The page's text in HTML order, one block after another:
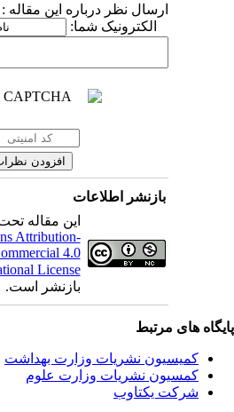
ارسال نظر درباره این مقاله :
الکترونیک شما:
بازنشر اطلاعات
این مقاله
Attribution-
4.0
License
بازنشر است.
های مرتبط
کمیسیون نشریات وزارت بهداشت
کمسیون نشریات وزارت علوم
شرکت یکتاوب